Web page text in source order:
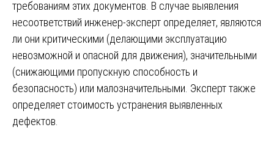
требованиям этих документов. В случае выявления
несоответствий инженер-эксперт определяет, являются
ли они критическими (делающими эксплуатацию
невозможной и опасной для движения), значительными
(снижающими пропускную способность и
безопасность) или малозначительными. Эксперт также
определяет стоимость устранения выявленных
дефектов.